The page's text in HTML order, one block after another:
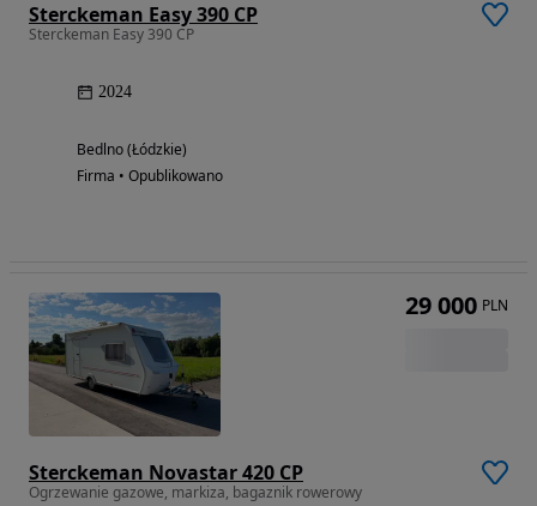
Sterckeman Easy 390 CP
Sterckeman Easy 390 CP
2024
Bedlno (Łódzkie)
Firma • Opublikowano
Sterckeman Novastar 420 CP
Ogrzewanie gazowe, markiza, bagaznik rowerowy
29 000 PLN